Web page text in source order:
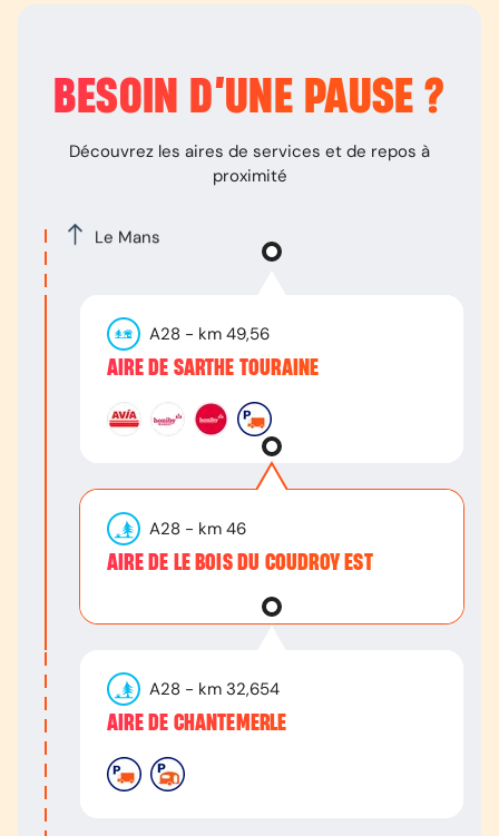
BESOIN D’UNE PAUSE ?
Découvrez les aires de services et de repos à
proximité
Le Mans
A28 - km 49,56
AIRE DE SARTHE TOURAINE
A28 - km 46
AIRE DE LE BOIS DU COUDROY EST
A28 - km 32,654
AIRE DE CHANTEMERLE